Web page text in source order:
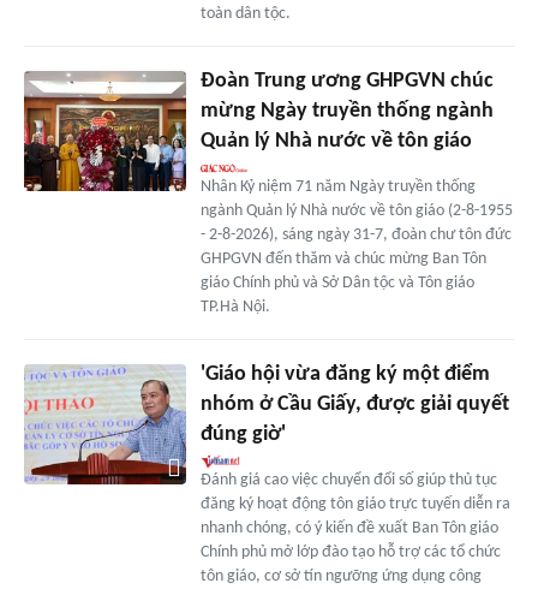
toàn dân tộc.
Đoàn Trung ương GHPGVN chúc
mừng Ngày truyền thống ngành
Quản lý Nhà nước về tôn giáo
Nhân Kỷ niệm 71 năm Ngày truyền thống
ngành Quản lý Nhà nước về tôn giáo (2-8-1955
- 2-8-2026), sáng ngày 31-7, đoàn chư tôn đức
GHPGVN đến thăm và chúc mừng Ban Tôn
giáo Chính phủ và Sở Dân tộc và Tôn giáo
TP.Hà Nội.
'Giáo hội vừa đăng ký một điểm
nhóm ở Cầu Giấy, được giải quyết
đúng giờ'
Đánh giá cao việc chuyển đổi số giúp thủ tục
đăng ký hoạt động tôn giáo trực tuyến diễn ra
nhanh chóng, có ý kiến đề xuất Ban Tôn giáo
Chính phủ mở lớp đào tạo hỗ trợ các tổ chức
tôn giáo, cơ sở tín ngưỡng ứng dụng công